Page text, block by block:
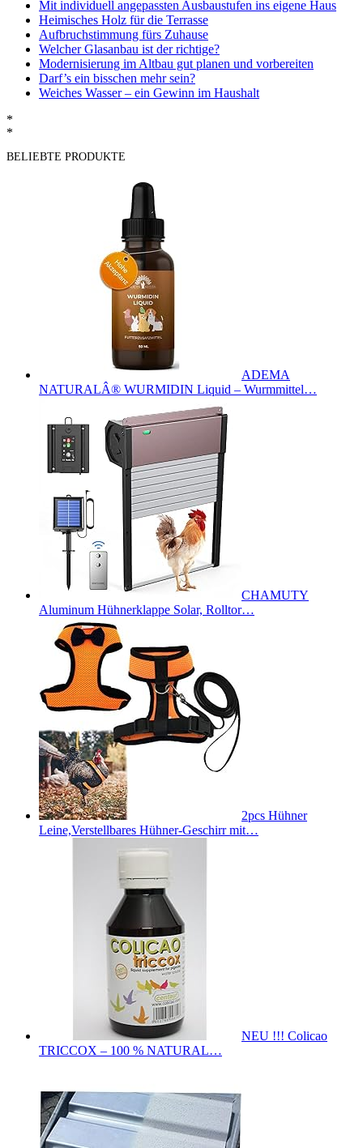
Mit individuell angepassten Ausbaustufen ins eigene Haus
Heimisches Holz für die Terrasse
Aufbruchstimmung fürs Zuhause
Welcher Glasanbau ist der richtige?
Modernisierung im Altbau gut planen und vorbereiten
Darf’s ein bisschen mehr sein?
Weiches Wasser – ein Gewinn im Haushalt
*
*
BELIEBTE PRODUKTE
ADEMA
NATURALÂ® WURMIDIN Liquid – Wurmmittel…
CHAMUTY
Aluminum Hühnerklappe Solar, Rolltor…
2pcs Hühner
Leine,Verstellbares Hühner-Geschirr mit…
NEU !!! Colicao
TRICCOX – 100 % NATURAL…